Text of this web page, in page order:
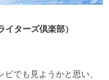
ターズ倶楽部）
でも見ようかと思い、